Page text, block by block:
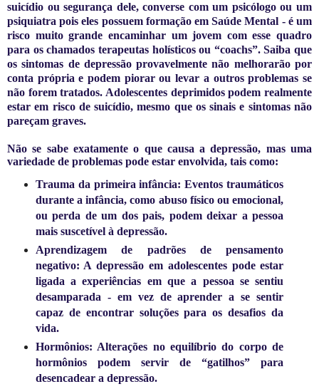
suicídio ou segurança dele, converse com um psicólogo ou um
psiquiatra pois eles possuem formação em Saúde Mental - é um
risco muito grande encaminhar um jovem com esse quadro
para os chamados terapeutas holísticos ou “coachs”. Saiba que
os sintomas de depressão provavelmente não melhorarão por
conta própria e podem piorar ou levar a outros problemas se
não forem tratados. Adolescentes deprimidos podem realmente
estar em risco de suicídio, mesmo que os sinais e sintomas não
pareçam graves.
Não se sabe exatamente o que causa a depressão, mas uma
variedade de problemas pode estar envolvida, tais como:
Trauma da primeira infância: Eventos traumáticos
durante a infância, como abuso físico ou emocional,
ou perda de um dos pais, podem deixar a pessoa
mais suscetível à depressão.
Aprendizagem de padrões de pensamento
negativo: A depressão em adolescentes pode estar
ligada a experiências em que a pessoa se sentiu
desamparada - em vez de aprender a se sentir
capaz de encontrar soluções para os desafios da
vida.
Hormônios: Alterações no equilíbrio do corpo de
hormônios podem servir de “gatilhos” para
desencadear a depressão.